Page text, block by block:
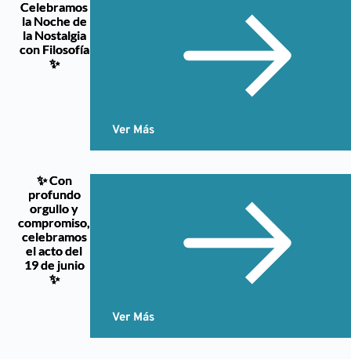
Celebramos
la Noche de
la Nostalgia
con Filosofía
✨
Ver Más
✨ Con
profundo
orgullo y
compromiso,
celebramos
el acto del
19 de junio
✨
Ver Más